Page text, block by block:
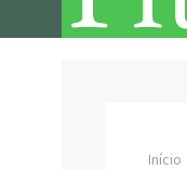
Início